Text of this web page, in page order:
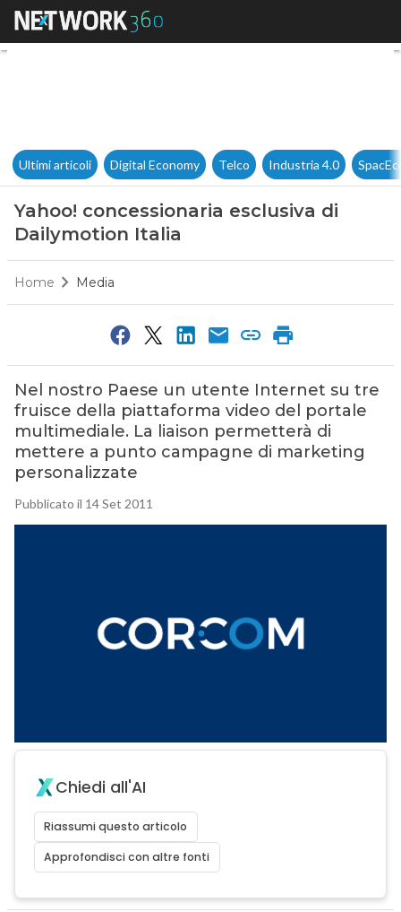
Yahoo! concessionaria
Ultimi articoli Digital Economy Telco Industria 4.0
Yahoo! concessionaria esclusiva di
Dailymotion Italia
Home Media
Nel nostro Paese un utente Internet su tre
fruisce della piattaforma video del portale
multimediale. La liaison permetterà di
mettere a punto campagne di marketing
personalizzate
Pubblicato il 14 Set 2011
Chiedi all'AI
Riassumi questo articolo
Approfondisci con altre fonti